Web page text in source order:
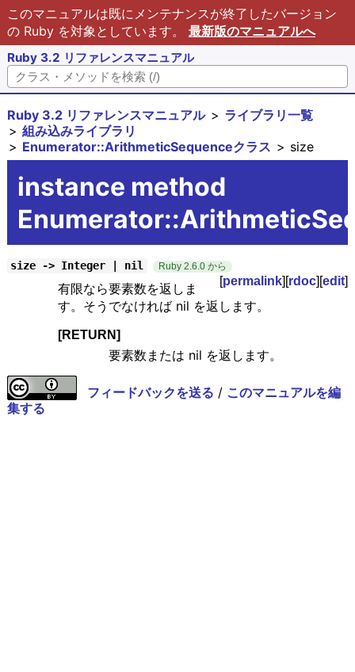
このマニュアルは既にメンテナンスが終了したバージョン
の Ruby を対象としています。 最新版のマニュアルへ
Ruby 3.2 リファレンスマニュアル
Ruby 3.2 リファレンスマニュアル
ライブラリ一覧
組み込みライブラリ
Enumerator::ArithmeticSequenceクラス
size
instance method
size -> Integer | nil Ruby 2.6.0 から
[permalink][rdoc][edit]
有限なら要素数を返しま
す。そうでなければ nil を返します。
[RETURN]
要素数または nil を返します。
フィードバックを送る / このマニュアルを編
集する